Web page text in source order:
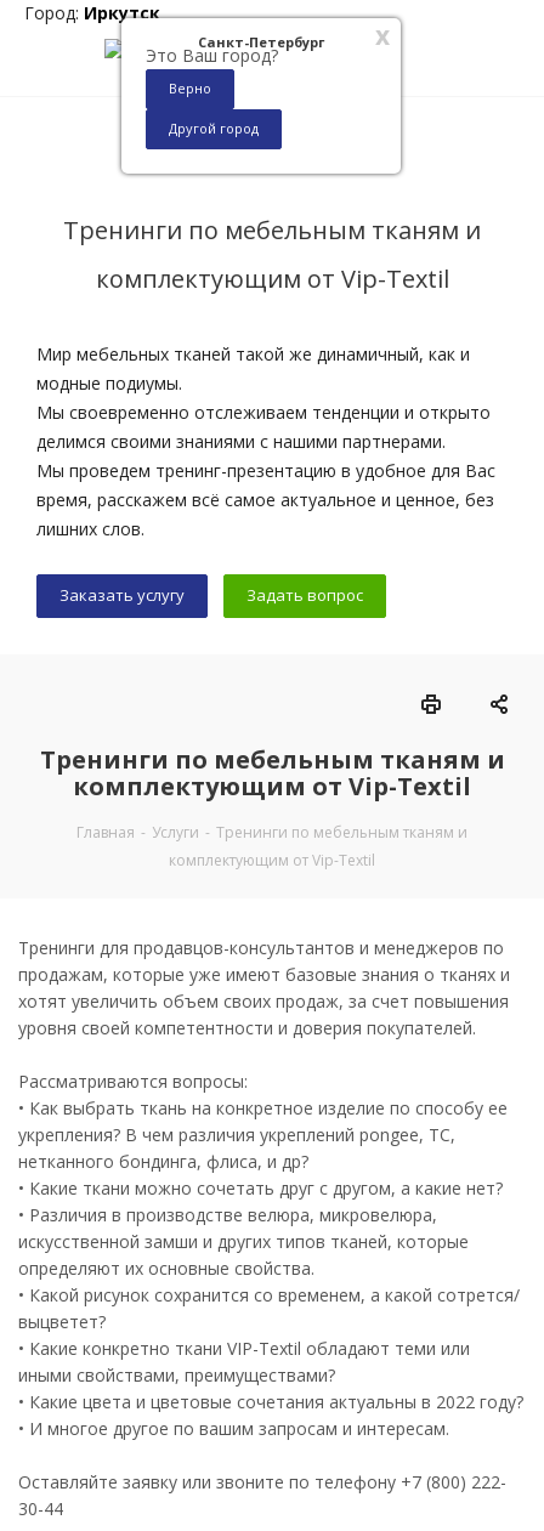
x
Санкт-Петербург
Это Ваш город?
Верно
Другой город
Город: Иркутск
Тренинги по мебельным тканям и
комплектующим от Vip-Textil
Мир мебельных тканей такой же динамичный, как и
модные подиумы.
Мы своевременно отслеживаем тенденции и открыто
делимся своими знаниями с нашими партнерами.
Мы проведем тренинг-презентацию в удобное для Вас
время, расскажем всё самое актуальное и ценное, без
лишних слов.
Заказать услугу Задать вопрос
Тренинги по мебельным тканям и
комплектующим от Vip-Textil
Главная - Услуги - Тренинги по мебельным тканям и
комплектующим от Vip-Textil
Тренинги для продавцов-консультантов и менеджеров по
продажам, которые уже имеют базовые знания о тканях и
хотят увеличить объем своих продаж, за счет повышения
уровня своей компетентности и доверия покупателей.
Рассматриваются вопросы:
• Как выбрать ткань на конкретное изделие по способу ее
укрепления? В чем различия укреплений pongee, TC,
нетканного бондинга, флиса, и др?
• Какие ткани можно сочетать друг с другом, а какие нет?
• Различия в производстве велюра, микровелюра,
искусственной замши и других типов тканей, которые
определяют их основные свойства.
• Какой рисунок сохранится со временем, а какой сотрется/
выцветет?
• Какие конкретно ткани VIP-Textil обладают теми или
иными свойствами, преимуществами?
• Какие цвета и цветовые сочетания актуальны в 2022 году?
• И многое другое по вашим запросам и интересам.
Оставляйте заявку или звоните по телефону +7 (800) 222-
30-44